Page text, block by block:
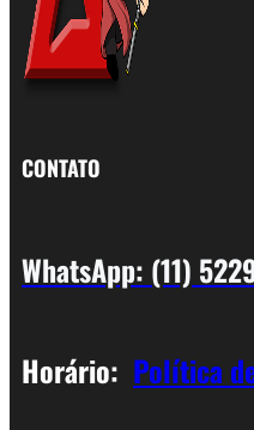
CONTATO
WhatsApp: (11)
Horário: Política